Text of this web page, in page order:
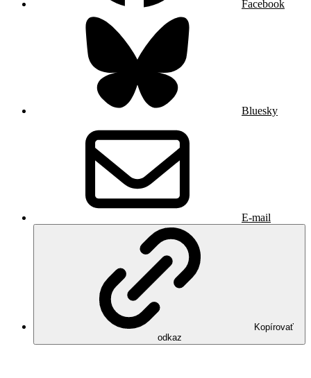
Facebook
Bluesky
E-mail
Kopírovať
odkaz